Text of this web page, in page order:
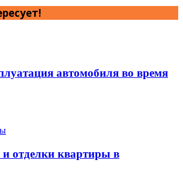
автомобиля во время
отделки квартиры в